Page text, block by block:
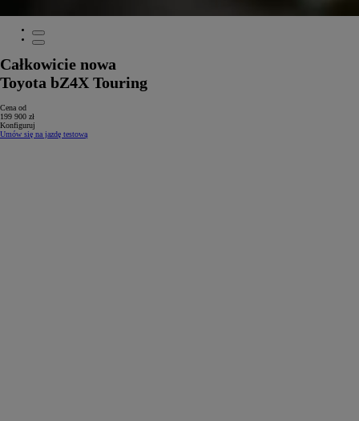
Całkowicie nowa
Toyota bZ4X Touring
Cena od
199 900 zł
Konfiguruj
Umów się na jazdę testową